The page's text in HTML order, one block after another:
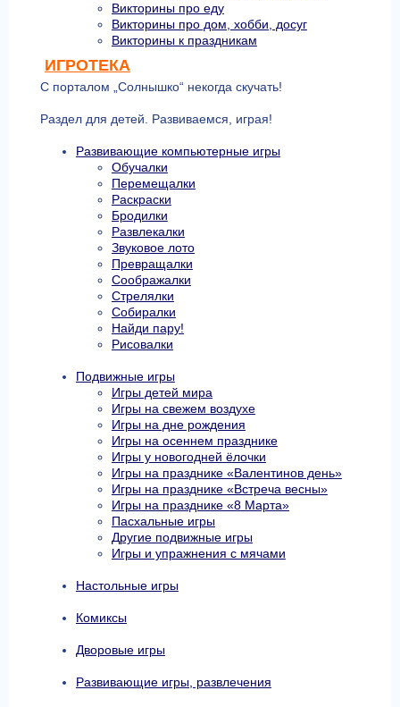
Викторины про еду
Викторины про дом, хобби, досуг
Викторины к праздникам
ИГРОТЕКА
С порталом „Солнышко“ некогда скучать!
Раздел для детей. Развиваемся, играя!
Развивающие компьютерные игры
Обучалки
Перемещалки
Раскраски
Бродилки
Развлекалки
Звуковое лото
Превращалки
Соображалки
Стрелялки
Собиралки
Найди пару!
Рисовалки
Подвижные игры
Игры детей мира
Игры на свежем воздухе
Игры на дне рождения
Игры на осеннем празднике
Игры у новогодней ёлочки
Игры на празднике «Валентинов день»
Игры на празднике «Встреча весны»
Игры на празднике «8 Марта»
Пасхальные игры
Другие подвижные игры
Игры и упражнения с мячами
Настольные игры
Комиксы
Дворовые игры
Развивающие игры, развлечения